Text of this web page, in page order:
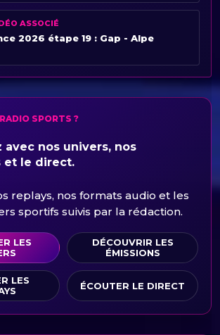
ASSOCIÉ
2026 étape 19 : Gap - Alpe
SPORTS ?
avec nos univers, nos
et le direct.
replays, nos formats audio et les
sportifs suivis par la rédaction.
LES
DÉCOUVRIR LES
ÉMISSIONS
LES
ÉCOUTER LE DIRECT